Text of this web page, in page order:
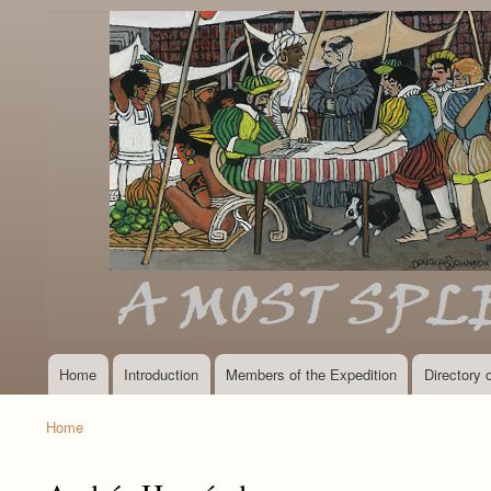
MainHome Introduction Members of the Expedition Directory
Home